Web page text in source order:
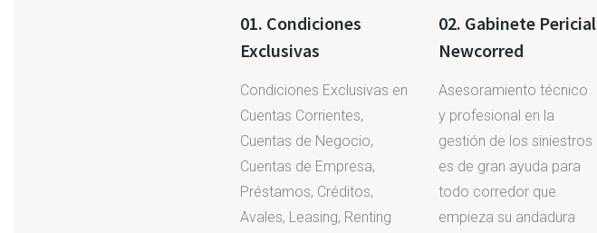
01. Condiciones
Exclusivas
Condiciones Exclusivas en
Cuentas Corrientes,
Cuentas de Negocio,
Cuentas de Empresa,
Préstamos, Créditos,
Avales, Leasing, Renting
02. Gabinete Pericial
Newcorred
Asesoramiento técnico
y profesional en la
gestión de los siniestros
es de gran ayuda para
todo corredor que
empieza su andadura